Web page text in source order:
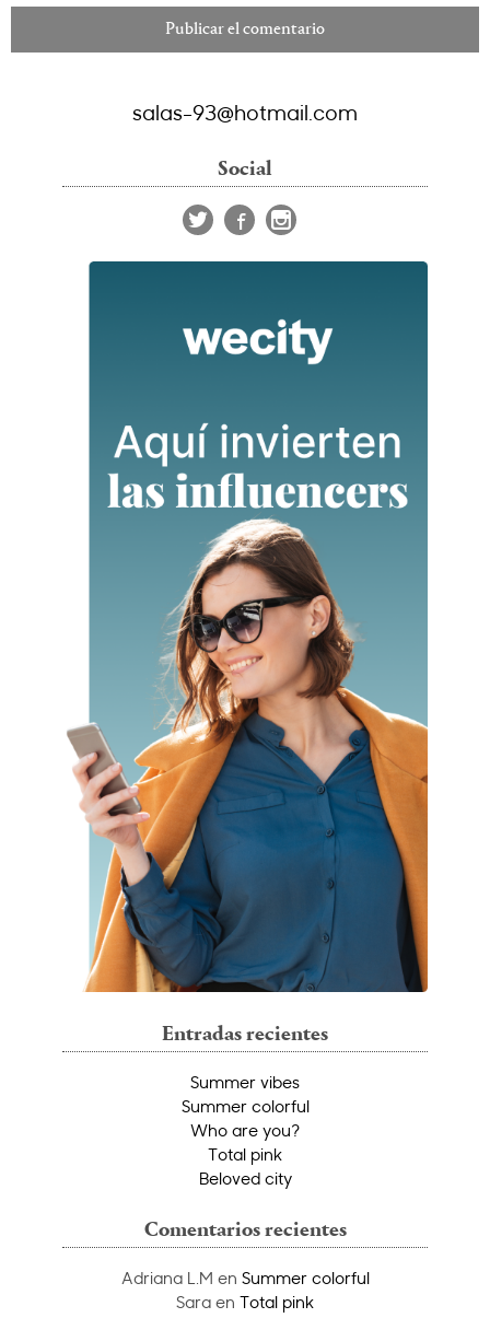
salas-93@hotmail.com
Social
Entradas recientes
Summer vibes
Summer colorful
Who are you?
Total pink
Beloved city
Comentarios recientes
Adriana L.M en Summer colorful
Sara en Total pink